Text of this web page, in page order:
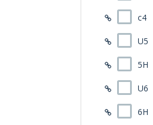
c4
U5
5H
U6
6H